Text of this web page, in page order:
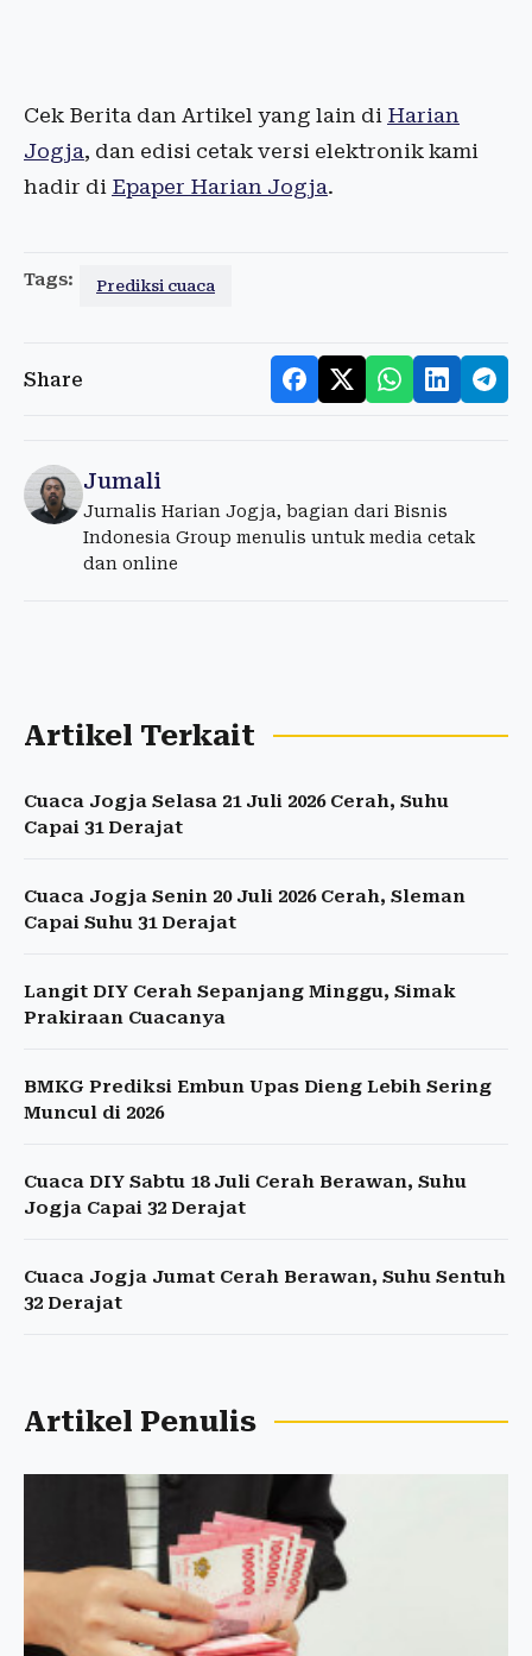
Cek Berita dan Artikel yang lain di Harian
Jogja, dan edisi cetak versi elektronik kami
hadir di Epaper Harian Jogja.
Tags: Prediksi cuaca
Share
Jumali
Jurnalis Harian Jogja, bagian dari Bisnis
Indonesia Group menulis untuk media cetak
dan online
Artikel Terkait
Cuaca Jogja Selasa 21 Juli 2026 Cerah, Suhu
Capai 31 Derajat
Cuaca Jogja Senin 20 Juli 2026 Cerah, Sleman
Capai Suhu 31 Derajat
Langit DIY Cerah Sepanjang Minggu, Simak
Prakiraan Cuacanya
BMKG Prediksi Embun Upas Dieng Lebih Sering
Muncul di 2026
Cuaca DIY Sabtu 18 Juli Cerah Berawan, Suhu
Jogja Capai 32 Derajat
Cuaca Jogja Jumat Cerah Berawan, Suhu Sentuh
32 Derajat
Artikel Penulis